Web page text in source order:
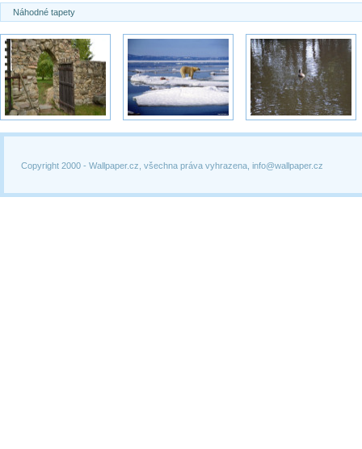
Náhodné tapety
Copyright 2000 - Wallpaper.cz, všechna práva vyhrazena, info@wallpaper.cz